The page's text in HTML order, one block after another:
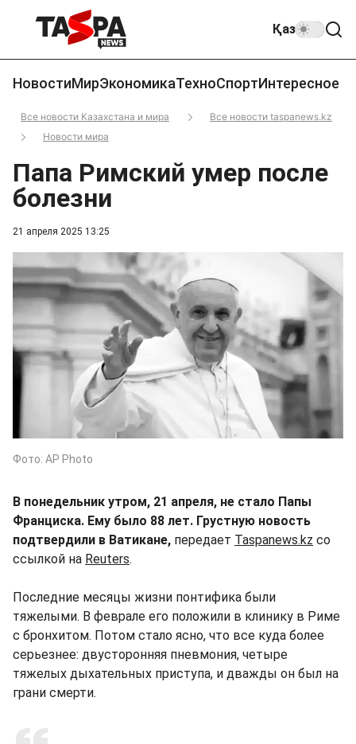
Қаз
НовостиМирЭкономикаТехноСпортИнтересное
Все новости Казахстана и мира
Все новости taspanews.kz
Новости мира
21 апреля 2025 13:25
Папа Римский умер после
болезни
Фото: AP Photo
В понедельник утром, 21 апреля, не стало Папы
Франциска. Ему было 88 лет. Грустную новость
подтвердили в Ватикане, передает Taspanews.kz со
ссылкой на Reuters.
Последние месяцы жизни понтифика были
тяжелыми. В феврале его положили в клинику в Риме
с бронхитом. Потом стало ясно, что все куда более
серьезнее: двусторонняя пневмония, четыре
тяжелых дыхательных приступа, и дважды он был на
грани смерти.